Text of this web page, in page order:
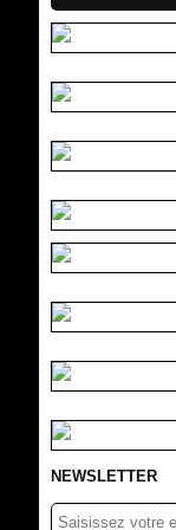
NEWSLETTER